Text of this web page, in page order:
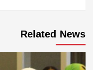
Related News